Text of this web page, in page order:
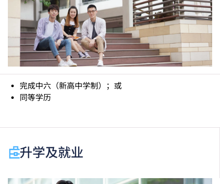
完成中六（新高中学制）；或
同等学历
升学及就业